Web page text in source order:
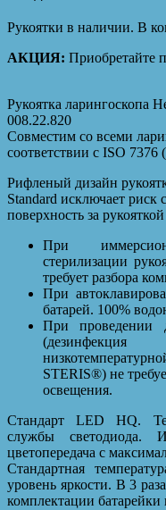
Рукоятки в наличии. В
АКЦИЯ: Приобретайте
Рукоятка ларингоскопа
008.22.820
Совместим со всеми
соответствии с ISO 7376
Рифленый дизайн
Standard исключает
поверхность за
При
стерилизации
требует разбора
При
батарей. 100%
При проведении
STERIS®) не
освещения.
Стандарт LED HQ.
службы светодиода.
цветопередача с
Стандартная
уровень яркости. В 3
комплектации